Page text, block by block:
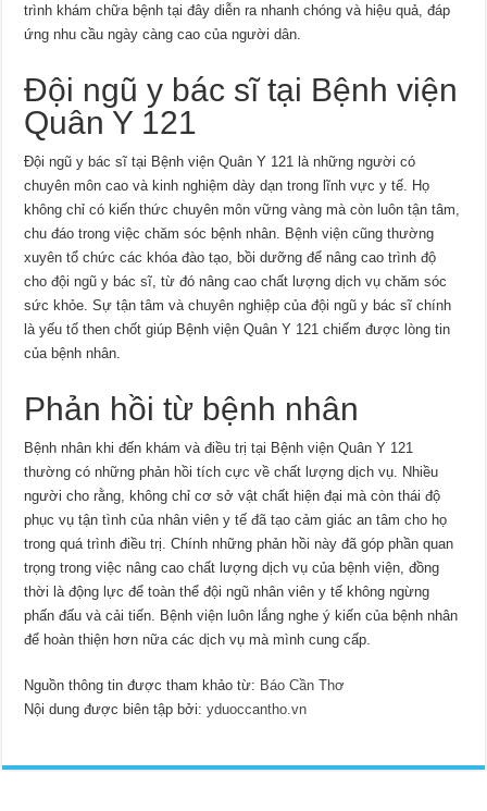
trình khám chữa bệnh tại đây diễn ra nhanh chóng và hiệu quả, đáp
ứng nhu cầu ngày càng cao của người dân.
Đội ngũ y bác sĩ tại Bệnh viện
Quân Y 121
Đội ngũ y bác sĩ tại Bệnh viện Quân Y 121 là những người có
chuyên môn cao và kinh nghiệm dày dạn trong lĩnh vực y tế. Họ
không chỉ có kiến thức chuyên môn vững vàng mà còn luôn tận tâm,
chu đáo trong việc chăm sóc bệnh nhân. Bệnh viện cũng thường
xuyên tổ chức các khóa đào tạo, bồi dưỡng để nâng cao trình độ
cho đội ngũ y bác sĩ, từ đó nâng cao chất lượng dịch vụ chăm sóc
sức khỏe. Sự tận tâm và chuyên nghiệp của đội ngũ y bác sĩ chính
là yếu tố then chốt giúp Bệnh viện Quân Y 121 chiếm được lòng tin
của bệnh nhân.
Phản hồi từ bệnh nhân
Bệnh nhân khi đến khám và điều trị tại Bệnh viện Quân Y 121
thường có những phản hồi tích cực về chất lượng dịch vụ. Nhiều
người cho rằng, không chỉ cơ sở vật chất hiện đại mà còn thái độ
phục vụ tận tình của nhân viên y tế đã tạo cảm giác an tâm cho họ
trong quá trình điều trị. Chính những phản hồi này đã góp phần quan
trọng trong việc nâng cao chất lượng dịch vụ của bệnh viện, đồng
thời là động lực để toàn thể đội ngũ nhân viên y tế không ngừng
phấn đấu và cải tiến. Bệnh viện luôn lắng nghe ý kiến của bệnh nhân
để hoàn thiện hơn nữa các dịch vụ mà mình cung cấp.
Nguồn thông tin được tham khảo từ: Báo Cần Thơ
Nội dung được biên tập bởi:yduoccantho.vn